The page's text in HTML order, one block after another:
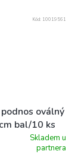
oválný
bal/10 ks
Skladem u
partnera
Kód: 10019561